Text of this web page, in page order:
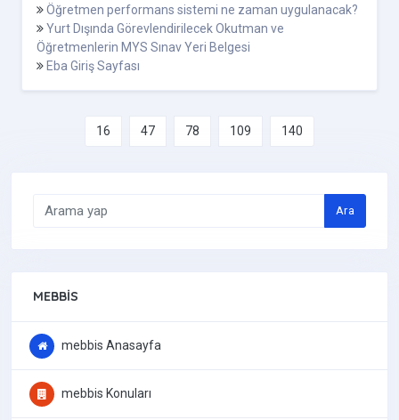
Öğretmen performans sistemi ne zaman uygulanacak?
Yurt Dışında Görevlendirilecek Okutman ve
Öğretmenlerin MYS Sınav Yeri Belgesi
Eba Giriş Sayfası
16 47 78 109 140
Ara
MEBBIS
mebbis Anasayfa
mebbis Konuları